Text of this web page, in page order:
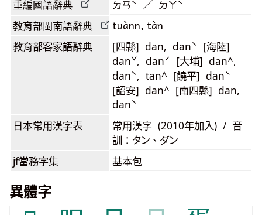
重編國語辭典 ㄉㄢˋ ／ ㄉㄚˋ
教育部閩南語辭典 tuànn, tàn
教育部客家語辭典
[四縣] dan, danˋ [海陸]
danˇ, danˊ [大埔] dan^,
danˋ, tan^ [饒平] danˋ
[詔安] dan^ [南四縣] dan,
danˋ
日本常用漢字表
常用漢字 (2010年加入) / 音
訓：タン、ダン
jf當務字集 基本包
異體字